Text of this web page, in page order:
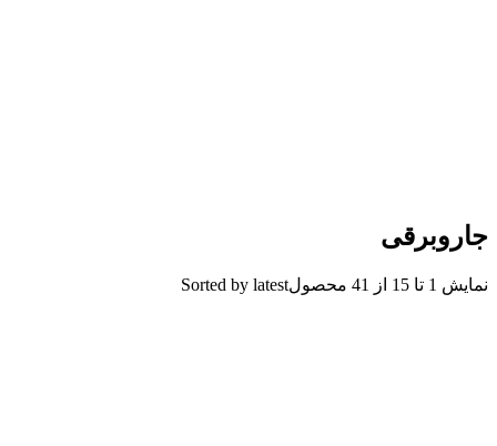
جاروبرقی
نمایش 1 تا 15 از 41 محصول Sorted by latest